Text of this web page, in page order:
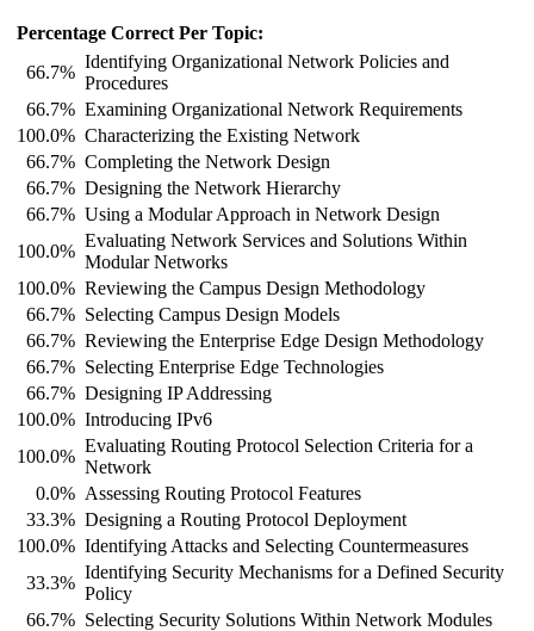
Percentage Correct Per Topic:
66.7%
Identifying Organizational Network Policies and
Procedures
66.7% Examining Organizational Network Requirements
100.0% Characterizing the Existing Network
66.7% Completing the Network Design
66.7% Designing the Network Hierarchy
66.7% Using a Modular Approach in Network Design
100.0%
Evaluating Network Services and Solutions Within
Modular Networks
100.0% Reviewing the Campus Design Methodology
66.7% Selecting Campus Design Models
66.7% Reviewing the Enterprise Edge Design Methodology
66.7% Selecting Enterprise Edge Technologies
66.7% Designing IP Addressing
100.0% Introducing IPv6
100.0%
Evaluating Routing Protocol Selection Criteria for a
Network
0.0% Assessing Routing Protocol Features
33.3% Designing a Routing Protocol Deployment
100.0% Identifying Attacks and Selecting Countermeasures
33.3%
Identifying Security Mechanisms for a Defined Security
Policy
66.7% Selecting Security Solutions Within Network Modules